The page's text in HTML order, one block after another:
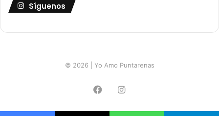
Síguenos
© 2026 | Yo Amo Puntarenas
FacebookInstagram